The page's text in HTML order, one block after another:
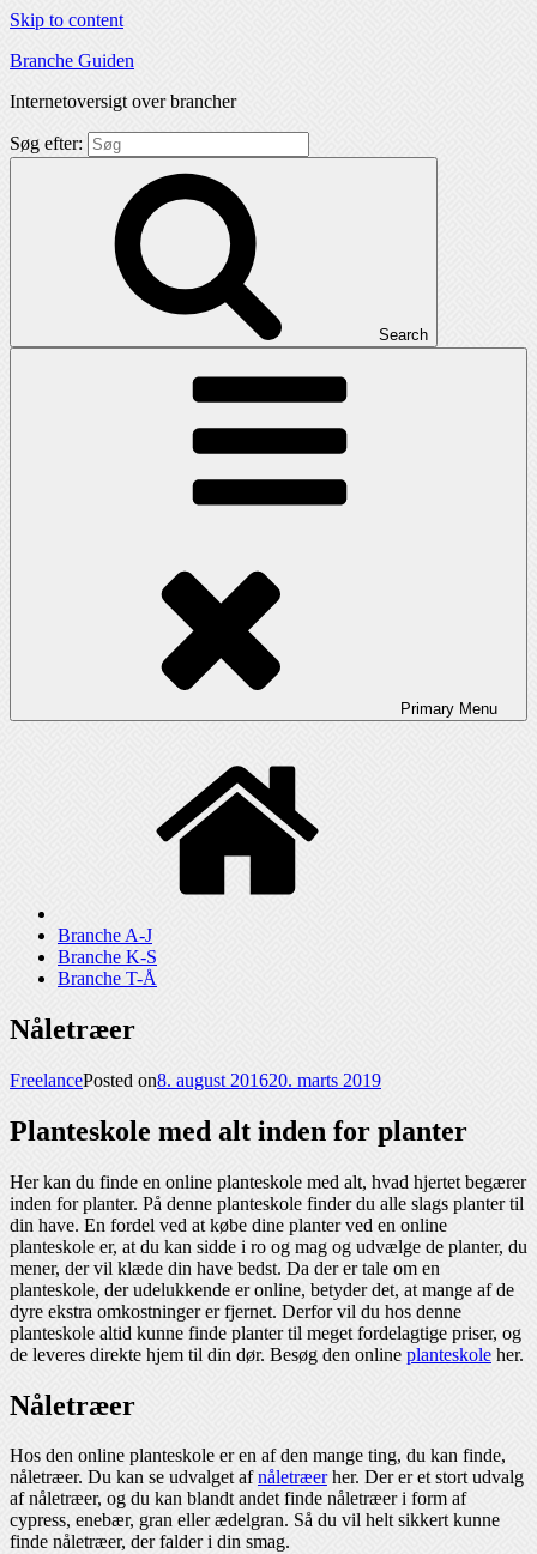
Skip to content
Branche Guiden
Internetoversigt over brancher
Søg efter:
Search
Primary Menu
Branche A-J
Branche K-S
Branche T-Å
Nåletræer
FreelancePosted on8. august 201620. marts 2019
Planteskole med alt inden for planter
Her kan du finde en online planteskole med alt, hvad hjertet begærer
inden for planter. På denne planteskole finder du alle slags planter til
din have. En fordel ved at købe dine planter ved en online
planteskole er, at du kan sidde i ro og mag og udvælge de planter, du
mener, der vil klæde din have bedst. Da der er tale om en
planteskole, der udelukkende er online, betyder det, at mange af de
dyre ekstra omkostninger er fjernet. Derfor vil du hos denne
planteskole altid kunne finde planter til meget fordelagtige priser, og
de leveres direkte hjem til din dør. Besøg den online planteskole her.
Nåletræer
Hos den online planteskole er en af den mange ting, du kan finde,
nåletræer. Du kan se udvalget afnåletræerher. Der er et stort udvalg
af nåletræer, og du kan blandt andet finde nåletræer i form af
cypress, enebær, gran eller ædelgran. Så du vil helt sikkert kunne
finde nåletræer, der falder i din smag.